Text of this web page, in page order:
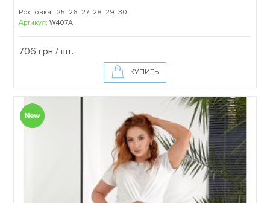
Ростовка: 25 26 27 28 29 30
Артикул: W407A
706 грн / шт.
КУПИТЬ